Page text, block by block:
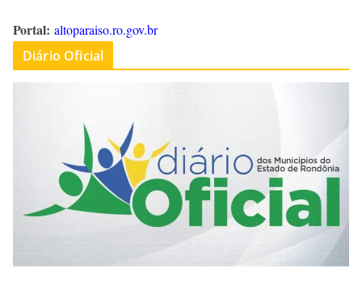
Portal: altoparaiso.ro.gov.br
Diário Oficial